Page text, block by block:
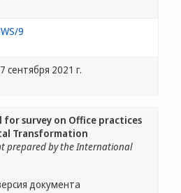
9
сентября 2021 г.
for survey on Office practices
Transformation
prepared by the International
документа